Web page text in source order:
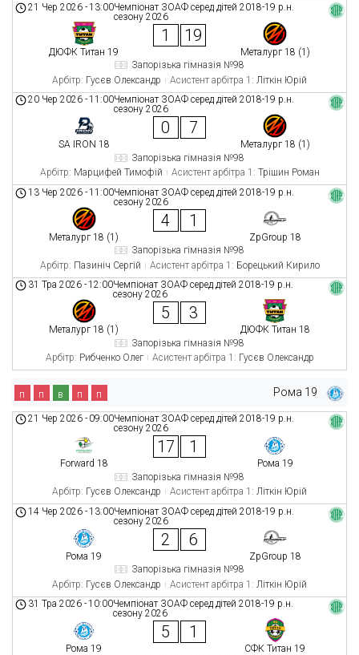
Чемпіонат ЗОАФ серед дітей 2018-19 р.н.
сезону 2026
21 Чер 2026 -13:00
ДЮФК Титан 19
1 19
Металург 18 (1)
Запорізька гімназія №98
Арбітр: Гусєв Олександр Асистент арбітра 1: Літкін Юрій
Чемпіонат ЗОАФ серед дітей 2018-19 р.н.
сезону 2026
20 Чер 2026 -11:00
SA IRON 18
0 7
Металург 18 (1)
Запорізька гімназія №98
Арбітр: Марцифей Тимофій Асистент арбітра 1: Трішин Роман
Чемпіонат ЗОАФ серед дітей 2018-19 р.н.
сезону 2026
13 Чер 2026 -11:00
Металург 18 (1)
4 1
ZpGroup 18
Запорізька гімназія №98
Арбітр: Пазиніч Сергій Асистент арбітра 1: Борецький Кирило
Чемпіонат ЗОАФ серед дітей 2018-19 р.н.
сезону 2026
31 Тра 2026 -12:00
Металург 18 (1)
5 3
ДЮФК Титан 18
Запорізька гімназія №98
Арбітр: Рибченко Олег Асистент арбітра 1: Гусєв Олександр
Рома 19
п п в п п
Чемпіонат ЗОАФ серед дітей 2018-19 р.н.
сезону 2026
21 Чер 2026 - 09:00
Forward 18
17 1
Рома 19
Запорізька гімназія №98
Арбітр: Гусєв Олександр Асистент арбітра 1: Літкін Юрій
Чемпіонат ЗОАФ серед дітей 2018-19 р.н.
сезону 2026
14 Чер 2026 -13:00
Рома 19
2 6
ZpGroup 18
Запорізька гімназія №98
Арбітр: Гусєв Олександр Асистент арбітра 1: Літкін Юрій
Чемпіонат ЗОАФ серед дітей 2018-19 р.н.
сезону 2026
31 Тра 2026 -10:00
Рома 19
5 1
СФК Титан 19